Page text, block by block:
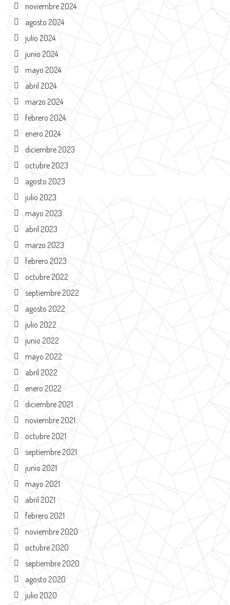
noviembre 2024
agosto 2024
julio 2024
junio 2024
mayo 2024
abril 2024
marzo 2024
febrero 2024
enero 2024
diciembre 2023
octubre 2023
agosto 2023
julio 2023
mayo 2023
abril 2023
marzo 2023
febrero 2023
octubre 2022
septiembre 2022
agosto 2022
julio 2022
junio 2022
mayo 2022
abril 2022
enero 2022
diciembre 2021
noviembre 2021
octubre 2021
septiembre 2021
junio 2021
mayo 2021
abril 2021
febrero 2021
noviembre 2020
octubre 2020
septiembre 2020
agosto 2020
julio 2020